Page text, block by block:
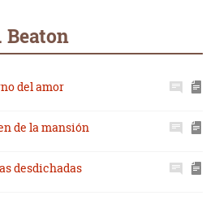
Beaton
del amor
de la mansión
desdichadas